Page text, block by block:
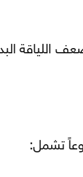
اللياقة
تشمل: